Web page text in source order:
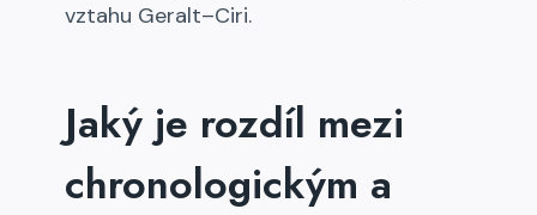
vztahu Geralt–Ciri.
Jaký je rozdíl mezi
chronologickým a